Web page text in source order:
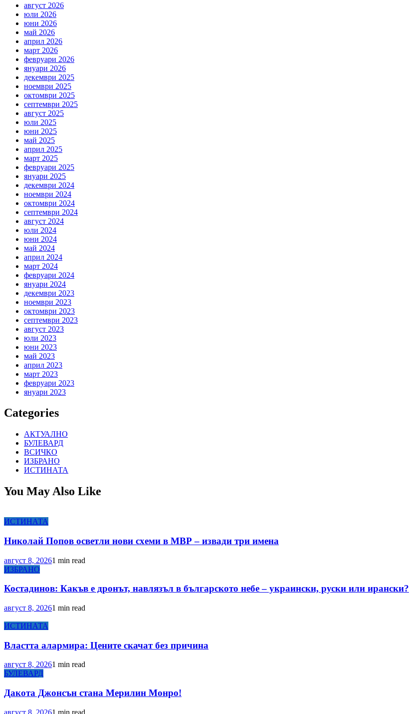
август 2026
юли 2026
юни 2026
май 2026
април 2026
март 2026
февруари 2026
януари 2026
декември 2025
ноември 2025
октомври 2025
септември 2025
август 2025
юли 2025
юни 2025
май 2025
април 2025
март 2025
февруари 2025
януари 2025
декември 2024
ноември 2024
октомври 2024
септември 2024
август 2024
юли 2024
юни 2024
май 2024
април 2024
март 2024
февруари 2024
януари 2024
декември 2023
ноември 2023
октомври 2023
септември 2023
август 2023
юли 2023
юни 2023
май 2023
април 2023
март 2023
февруари 2023
януари 2023
Categories
АКТУАЛНО
БУЛЕВАРД
ВСИЧКО
ИЗБРАНО
ИСТИНАТА
You May Also Like
ИСТИНАТА
Николай Попов осветли нови схеми в МВР – извади три имена
август 8, 20261 min read
ИЗБРАНО
Костадинов: Какъв е дронът, навлязъл в българското небе – украински, руски или ирански?
август 8, 20261 min read
ИСТИНАТА
Властта алармира: Цените скачат без причина
август 8, 20261 min read
БУЛЕВАРД
Дакота Джонсън стана Мерилин Монро!
август 8, 20261 min read